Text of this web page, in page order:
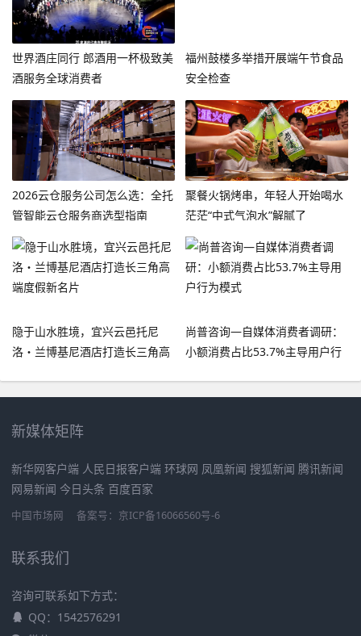
世界酒庄同行 郎酒用一杯极致美
酒服务全球消费者
福州鼓楼多举措开展端午节食品
安全检查
2026云仓服务公司怎么选：全托
管智能云仓服务商选型指南
聚餐火锅烤串，年轻人开始喝水
茫茫“中式气泡水”解腻了
隐于山水胜境，宜兴云邑托尼
洛・兰博基尼酒店打造长三角高
尚普咨询—自媒体消费者调研：
小额消费占比53.7%主导用户行
新媒体矩阵
新华网客户端 人民日报客户端 环球网 凤凰新闻 搜狐新闻 腾讯新闻
网易新闻 今日头条 百度百家
中国市场网 备案号：京ICP备16066560号-6
联系我们
咨询可联系如下方式：
QQ：1542576291